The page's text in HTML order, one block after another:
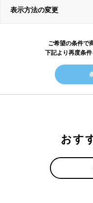
表示方法の変更
ご希望の条件で
下記より再度条件
おす